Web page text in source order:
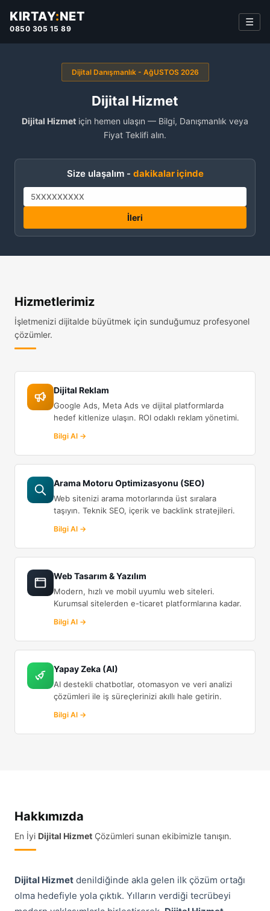
KIRTAY:NET
0850 305 15 89
☰
Dijital Danışmanlık - AğUSTOS 2026
Dijital Hizmet
Dijital Hizmet için hemen ulaşın — Bilgi, Danışmanlık veya
Fiyat Teklifi alın.
Size ulaşalım - dakikalar içinde
İleri
Hizmetlerimiz
İşletmenizi dijitalde büyütmek için sunduğumuz profesyonel
çözümler.
Dijital Reklam
Google Ads, Meta Ads ve dijital platformlarda
hedef kitlenize ulaşın. ROI odaklı reklam yönetimi.
Bilgi Al →
Arama Motoru Optimizasyonu (SEO)
Web sitenizi arama motorlarında üst sıralara
taşıyın. Teknik SEO, içerik ve backlink stratejileri.
Bilgi Al →
Web Tasarım & Yazılım
Modern, hızlı ve mobil uyumlu web siteleri.
Kurumsal sitelerden e-ticaret platformlarına kadar.
Bilgi Al →
Yapay Zeka (AI)
AI destekli chatbotlar, otomasyon ve veri analizi
çözümleri ile iş süreçlerinizi akıllı hale getirin.
Bilgi Al →
Hakkımızda
En İyi Dijital Hizmet Çözümleri sunan ekibimizle tanışın.
Dijital Hizmet denildiğinde akla gelen ilk çözüm ortağı
olma hedefiyle yola çıktık. Yılların verdiği tecrübeyi